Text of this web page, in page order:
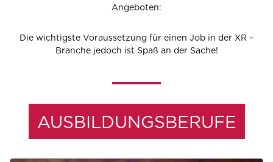
Angeboten:
Die wichtigste Voraussetzung für einen Job in der XR –
Branche jedoch ist Spaß an der Sache!
AUSBILDUNGSBERUFE